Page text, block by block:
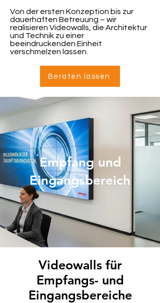
Von der ersten Konzeption bis zur
dauerhaften Betreuung – wir
realisieren Videowalls, die Architektur
und Technik zu einer
beeindruckenden Einheit
verschmelzen lassen.
Beraten lassen
Empfang und
Eingangsbereich
Videowalls für
Empfangs- und
Eingangsbereiche